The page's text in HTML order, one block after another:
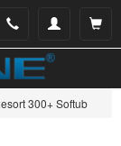
Ver
Mi
Teléfono
300+ Softub